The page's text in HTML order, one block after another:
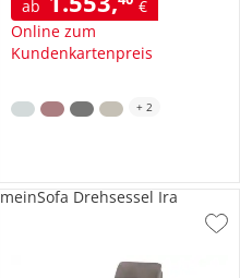
ab
€
Online zum
Kundenkartenpreis
+ 2
meinSofa Drehsessel Ira